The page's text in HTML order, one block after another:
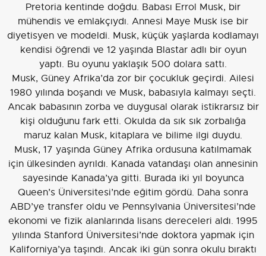
Pretoria kentinde doğdu. Babası Errol Musk, bir
mühendis ve emlakçıydı. Annesi Maye Musk ise bir
diyetisyen ve modeldi. Musk, küçük yaşlarda kodlamayı
kendisi öğrendi ve 12 yaşında Blastar adlı bir oyun
yaptı. Bu oyunu yaklaşık 500 dolara sattı.
Musk, Güney Afrika’da zor bir çocukluk geçirdi. Ailesi
1980 yılında boşandı ve Musk, babasıyla kalmayı seçti.
Ancak babasının zorba ve duygusal olarak istikrarsız bir
kişi olduğunu fark etti. Okulda da sık sık zorbalığa
maruz kalan Musk, kitaplara ve bilime ilgi duydu.
Musk, 17 yaşında Güney Afrika ordusuna katılmamak
için ülkesinden ayrıldı. Kanada vatandaşı olan annesinin
sayesinde Kanada’ya gitti. Burada iki yıl boyunca
Queen’s Üniversitesi’nde eğitim gördü. Daha sonra
ABD’ye transfer oldu ve Pennsylvania Üniversitesi’nde
ekonomi ve fizik alanlarında lisans dereceleri aldı. 1995
yılında Stanford Üniversitesi’nde doktora yapmak için
Kaliforniya’ya taşındı. Ancak iki gün sonra okulu bıraktı